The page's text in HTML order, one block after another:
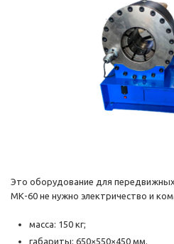
Это оборудование для
МК-60 не нужно электричество и
масса: 150 кг;
габариты: 650×550×450 мм.